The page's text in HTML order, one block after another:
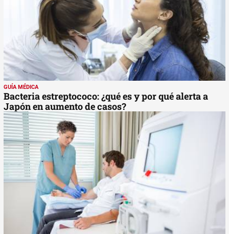
GUÍA MÉDICA
Bacteria estreptococo: ¿qué es y por qué alerta a
Japón en aumento de casos?